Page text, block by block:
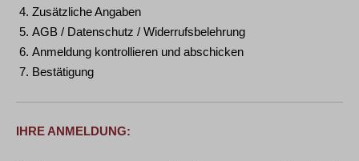
Zusätzliche Angaben
AGB / Datenschutz / Widerrufsbelehrung
Anmeldung kontrollieren und abschicken
Bestätigung
IHRE ANMELDUNG: